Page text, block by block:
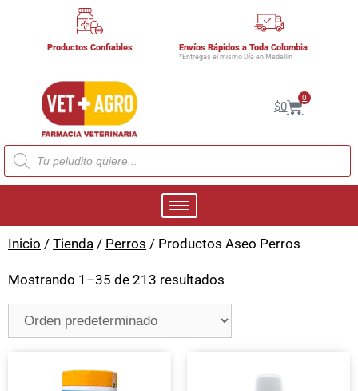
Productos Confiables Envíos Rápidos a Toda Colombia
*Entregas el mismo Día en Medellín
$0
0
Inicio / Tienda / Perros / Productos Aseo Perros
Mostrando 1–35 de 213 resultados